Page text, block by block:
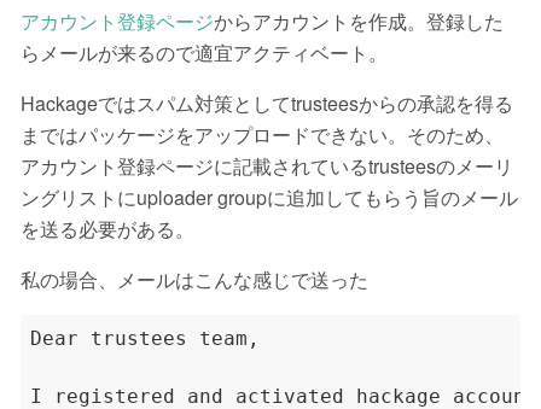
アカウント登録ページからアカウントを作成。登録した
らメールが来るので適宜アクティベート。
Hackageではスパム対策としてtrusteesからの承認を得る
まではパッケージをアップロードできない。そのため、
アカウント登録ページに記載されているtrusteesのメーリ
ングリストにuploader groupに追加してもらう旨のメール
を送る必要がある。
私の場合、メールはこんな感じで送った
Dear trustees team,
I registered and activated hackage